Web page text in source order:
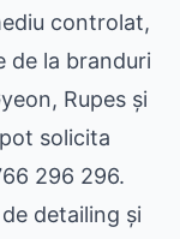
controlat,
de la branduri
Rupes și
solicita
296 296.
detailing și